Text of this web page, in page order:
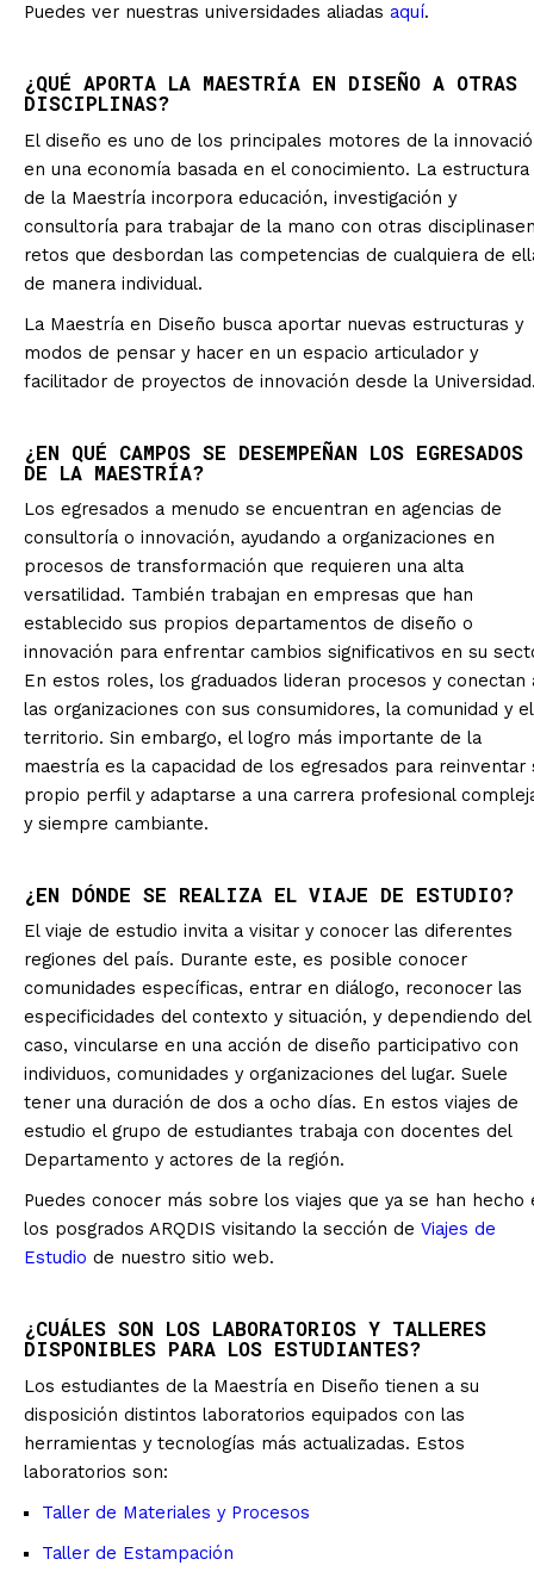
Puedes ver nuestras universidades aliadas aquí.
¿QUÉ APORTA LA MAESTRÍA EN DISEÑO A OTRAS
DISCIPLINAS?
El diseño es uno de los principales motores de la
en una economía basada en el conocimiento. La estructura
de la Maestría incorpora educación, investigación y
consultoría para trabajar de la mano con otras
retos que desbordan las competencias de cualquiera de
de manera individual.
La Maestría en Diseño busca aportar nuevas estructuras y
modos de pensar y hacer en un espacio articulador y
facilitador de proyectos de innovación desde la
¿EN QUÉ CAMPOS SE DESEMPEÑAN LOS EGRESADOS
DE LA MAESTRÍA?
Los egresados a menudo se encuentran en agencias de
consultoría o innovación, ayudando a organizaciones en
procesos de transformación que requieren una alta
versatilidad. También trabajan en empresas que han
establecido sus propios departamentos de diseño o
innovación para enfrentar cambios significativos en su
En estos roles, los graduados lideran procesos y conectan
las organizaciones con sus consumidores, la comunidad y el
territorio. Sin embargo, el logro más importante de la
maestría es la capacidad de los egresados para reinventar
propio perfil y adaptarse a una carrera profesional
y siempre cambiante.
¿EN DÓNDE SE REALIZA EL VIAJE DE ESTUDIO?
El viaje de estudio invita a visitar y conocer las diferentes
regiones del país. Durante este, es posible conocer
comunidades específicas, entrar en diálogo, reconocer las
especificidades del contexto y situación, y dependiendo del
caso, vincularse en una acción de diseño participativo con
individuos, comunidades y organizaciones del lugar. Suele
tener una duración de dos a ocho días. En estos viajes de
estudio el grupo de estudiantes trabaja con docentes del
Departamento y actores de la región.
Puedes conocer más sobre los viajes que ya se han hecho
los posgrados ARQDIS visitando la sección de Viajes de
Estudio de nuestro sitio web.
¿CUÁLES SON LOS LABORATORIOS Y TALLERES
DISPONIBLES PARA LOS ESTUDIANTES?
Los estudiantes de la Maestría en Diseño tienen a su
disposición distintos laboratorios equipados con las
herramientas y tecnologías más actualizadas. Estos
laboratorios son:
Taller de Materiales y Procesos
Taller de Estampación